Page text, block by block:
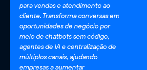
Rastreador CSAT
Automatiza a medição da satisfação do
serviço.
para vendas e atendimento ao
cliente. Transforma conversas em
oportunidades de negócio por
meio de chatbots sem código,
agentes de IA e centralização de
múltiplos canais, ajudando
empresas a aumentar